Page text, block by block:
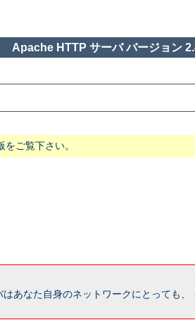
Apache HTTP サーバ バージョン
ご覧下さい。
あなた自身のネットワークにとっても、